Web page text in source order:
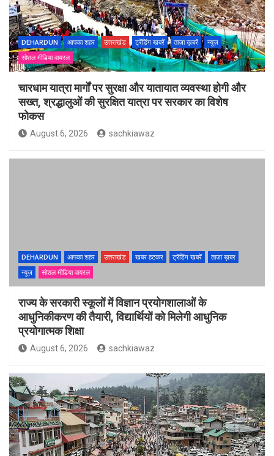
DEHARDUN आपका शहर उत्तराखंड ट्रेंडिंग खबरें ताज़ा ख़बरें
न्यूज़
सोशल मीडिया वायरल
चारधाम यात्रा मार्गों पर सुरक्षा और यातायात व्यवस्था होगी और
सख्त, श्रद्धालुओं की सुरक्षित यात्रा पर सरकार का विशेष
फोकस
August 6, 2026 sachkiawaz
DEHARDUN आपका शहर उत्तराखंड खबर हटकर ट्रेंडिंग खबरें
ताज़ा ख़बर
न्यूज़
सोशल मीडिया वायरल
राज्य के सरकारी स्कूलों में विज्ञान प्रयोगशालाओं के
आधुनिकीकरण की तैयारी, विद्यार्थियों को मिलेगी आधुनिक
प्रयोगात्मक शिक्षा
August 6, 2026 sachkiawaz